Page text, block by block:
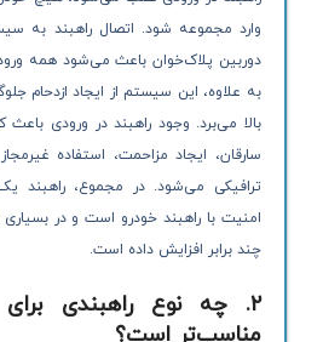
وارد مجموعه شود. اتصال راهبند به
دوربین پلاک‌خوان باعث می‌شود همه
به علاوه، این سیستم از ایجاد ازدحام
بالا می‌برد. وجود راهبند در ورودی
سارقان، ایجاد مزاحمت، استفاده
ترافیکی می‌شود. در مجموع، راهبند یک
امنیت با راهبند خودرو است و در
چند برابر افزایش داده است.
۲. چه نوع راهبندی
مناسب‌تر است؟